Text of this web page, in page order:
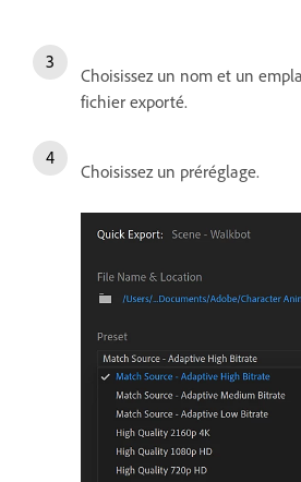
Choisissez un nom et un
fichier exporté.
Choisissez un préréglage.